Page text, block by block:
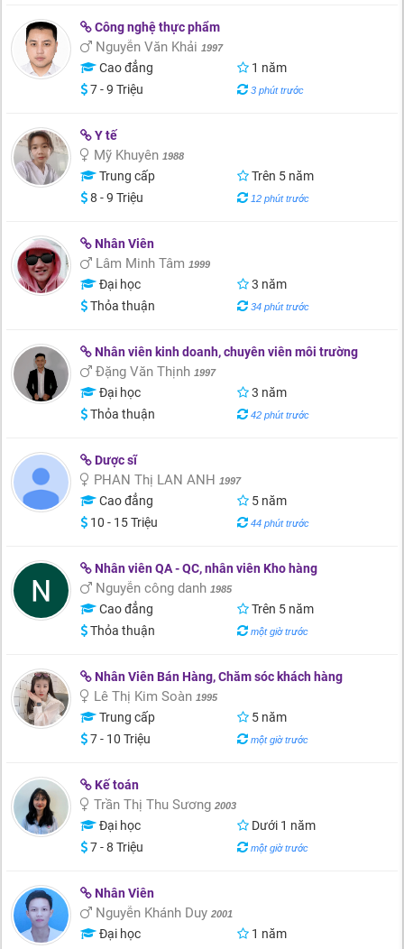
Công nghệ thực phẩm
Nguyễn Văn Khải 1997
Cao đẳng
1 năm
7 - 9 Triệu
3 phút trước
Y tế
Mỹ Khuyên 1988
Trung cấp
Trên 5 năm
8 - 9 Triệu
12 phút trước
Nhân Viên
Lâm Minh Tâm 1999
Đại học
3 năm
Thỏa thuận
34 phút trước
Nhân viên kinh doanh, chuyên viên môi trường
Đặng Văn Thịnh 1997
Đại học
3 năm
Thỏa thuận
42 phút trước
Dược sĩ
PHAN Thị LAN ANH 1997
Cao đẳng
5 năm
10 - 15 Triệu
44 phút trước
Nhân viên QA - QC, nhân viên Kho hàng
Nguyễn công danh 1985
Cao đẳng
Trên 5 năm
Thỏa thuận
một giờ trước
Nhân Viên Bán Hàng, Chăm sóc khách hàng
Lê Thị Kim Soàn 1995
Trung cấp
5 năm
7 - 10 Triệu
một giờ trước
Kế toán
Trần Thị Thu Sương 2003
Đại học
Dưới 1 năm
7 - 8 Triệu
một giờ trước
Nhân Viên
Nguyễn Khánh Duy 2001
Đại học
1 năm